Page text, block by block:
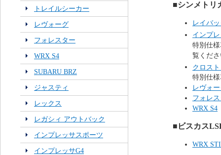
トレイルシーカー
レヴォーグ
フォレスター
WRX S4
SUBARU BRZ
ジャスティ
レックス
レガシィ アウトバック
インプレッサスポーツ
インプレッサG4
■シンメトリ
レイバ
インプ
特別仕様
覧くだ
クロス
特別仕
レヴォ
フォレ
WRX S4
■ビスカス
WRX